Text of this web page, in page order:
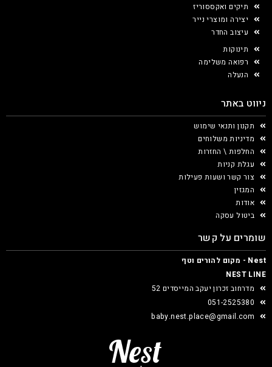
תיקים ואקססוריז
יצירה ומוצרי נייר
עיצוב החדר
תינוקות
רפואה משלימה
הנעלה
ניווט באתר
תקנון ותנאי שימוש
מדיניות משלוחים
החלפות \ החזרות
עגלת קניות
צור קשר ושעות פעילות
המגזין
אודות
ביטול עסקה
שומרים על קשר
Nest - מקום להורים וטף
NEST LINE
מדרחוב זכרון יעקב המייסדים 52
051-2525380
baby.nest.place@gmail.com